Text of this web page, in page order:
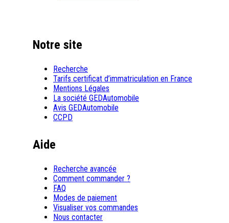
Notre site
Recherche
Tarifs certificat d’immatriculation en France
Mentions Légales
La société GEDAutomobile
Avis GEDAutomobile
CCPD
Aide
Recherche avancée
Comment commander ?
FAQ
Modes de paiement
Visualiser vos commandes
Nous contacter